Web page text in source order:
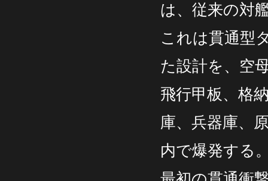
は、従来の対
これは貫通型
た設計を、空
飛行甲板、格
庫、兵器庫、
内で爆発する